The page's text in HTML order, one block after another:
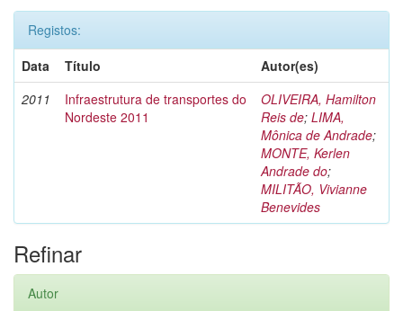
Registos:
Data
Título
Autor(es)
2011
Infraestrutura de transportes do
Nordeste 2011
OLIVEIRA, Hamilton
Reis de; LIMA,
Mônica de Andrade;
MONTE, Kerlen
Andrade do;
MILITÃO, Vivianne
Benevides
Refinar
Autor